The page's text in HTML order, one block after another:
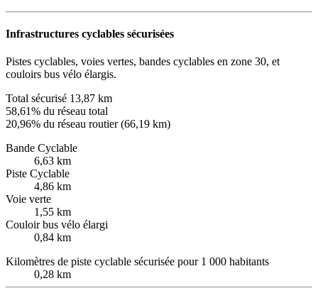
Infrastructures cyclables sécurisées
Pistes cyclables, voies vertes, bandes cyclables en zone 30, et
couloirs bus vélo élargis.
Total sécurisé 13,87 km
58,61% du réseau total
20,96% du réseau routier (66,19 km)
Bande Cyclable
6,63 km
Piste Cyclable
4,86 km
Voie verte
1,55 km
Couloir bus vélo élargi
0,84 km
Kilomètres de piste cyclable sécurisée pour 1 000 habitants
0,28 km